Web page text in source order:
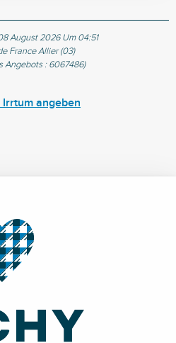
August 2026 Um 04:51
France Allier (03)
Angebots : 6067486)
Irrtum angeben